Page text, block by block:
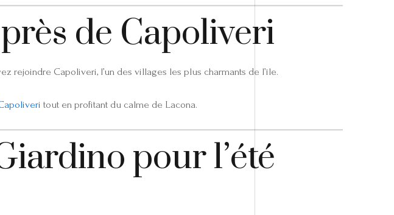
de Capoliveri
rejoindre Capoliveri, l’un des villages les plus charmants de l’île.
tout en profitant du calme de Lacona.
pour l’été